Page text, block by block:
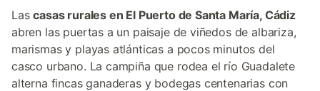
incluyen el Ramón Javier Bayo Valdés a 400 m y el Parque Del
Vino Fino a 1,5 km.
Lascasas rurales en El Puerto de Santa María, Cádiz
abren las puertas a un paisaje de viñedos de albariza,
marismas y playas atlánticas a pocos minutos del
casco urbano. La campiña que rodea el río Guadalete
alterna fincas ganaderas y bodegas centenarias con